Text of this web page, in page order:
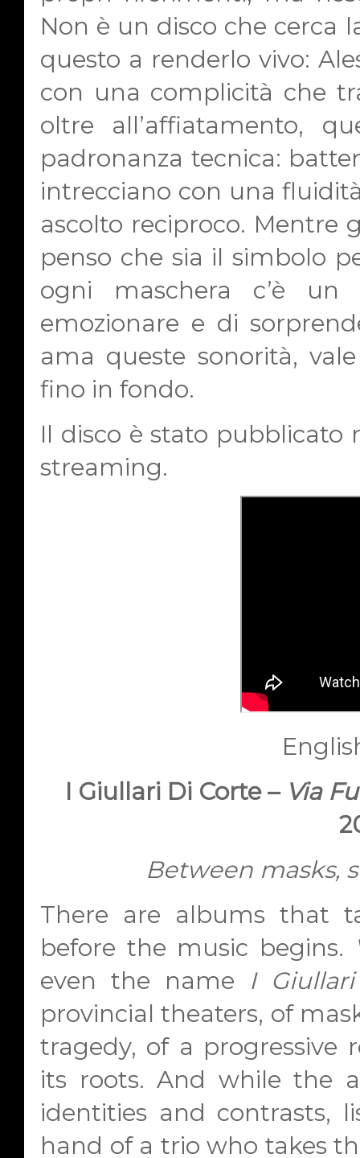
Non è un disco che cerca
questo a renderlo vivo:
con una complicità che
oltre all’affiatamento,
padronanza tecnica:
intrecciano con una
ascolto reciproco. Mentre
penso che sia il simbolo
ogni maschera c’è un
emozionare e di
ama queste sonorità,
fino in fondo.
Il disco è stato
streaming.
I Giullari Di Corte – Via
Between masks,
There are albums that
before the music begins.
even the name I
provincial theaters, of
tragedy, of a progressive
its roots. And while the
identities and contrasts,
hand of a trio who takes